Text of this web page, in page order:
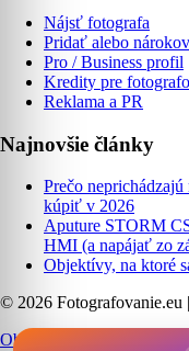
Nájsť fotografa
Pridať alebo
Pro / Business profil
Kredity pre
Reklama a PR
Najnovšie články
Prečo
kúpiť v 2026
Aputure STORM
HMI (a napájať zo
Objektívy, na ktoré
© 2026 Fotografovanie.eu |
Obchodné podmienky